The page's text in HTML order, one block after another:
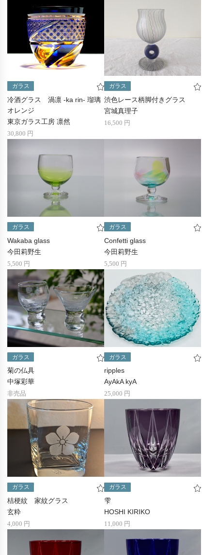
ガラス
冷酒グラス 渦凛 -ka rin- 瑠璃
オレンジ
東京ガラス工房 凛然
30,800 円
ガラス
渋色レース柄脚付きグラス
宮城真理子
16,500 円
ガラス
Wakaba glass
今田莉野生
5,500 円
ガラス
Confetti glass
今田莉野生
5,500 円
ガラス
菊の仏具
中塚彩華
非売品
ガラス
ripples
AyAkA kyA
25,000 円
ガラス
桔梗紋 家紋グラス
玄粋
4,000 円
ガラス
雫
HOSHI KIRIKO
11,000 円